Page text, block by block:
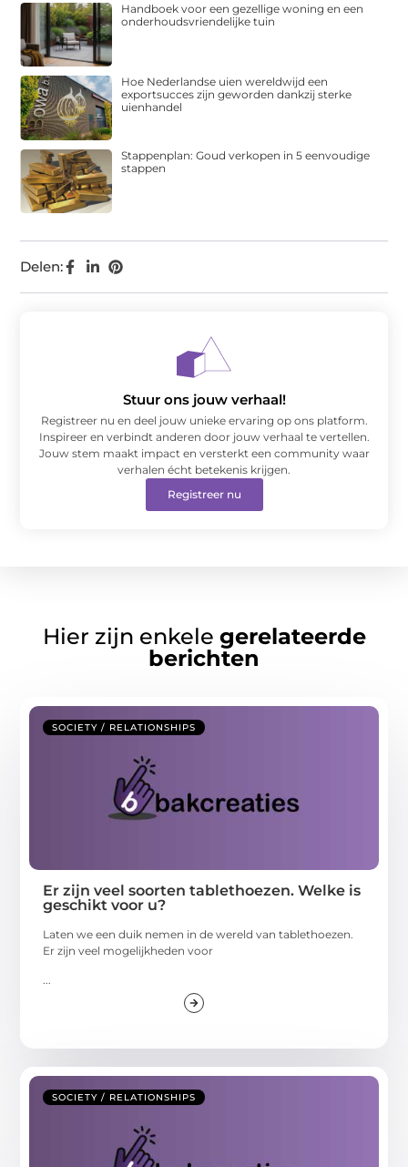
Delen:
Handboek voor een gezellige woning en een
onderhoudsvriendelijke tuin
Hoe Nederlandse uien wereldwijd een
exportsucces zijn geworden dankzij sterke
uienhandel
Stappenplan: Goud verkopen in 5 eenvoudige
stappen
Stuur ons jouw verhaal!
Registreer nu en deel jouw unieke ervaring op ons platform.
Inspireer en verbindt anderen door jouw verhaal te vertellen.
Jouw stem maakt impact en versterkt een community waar
verhalen écht betekenis krijgen.
Registreer nu
Hier zijn enkele gerelateerde
berichten
SOCIETY / RELATIONSHIPS
Er zijn veel soorten tablethoezen. Welke is
geschikt voor u?
Laten we een duik nemen in de wereld van tablethoezen.
Er zijn veel mogelijkheden voor
SOCIETY / RELATIONSHIPS